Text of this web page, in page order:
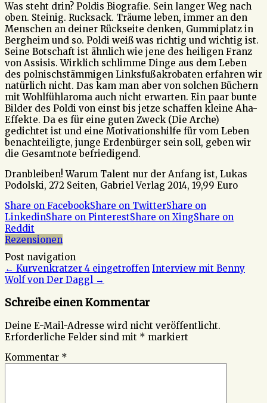
Was steht drin? Poldis Biografie. Sein langer Weg nach
oben. Steinig. Rucksack. Träume leben, immer an den
Menschen an deiner Rückseite denken, Gummiplatz in
Bergheim und so. Poldi weiß was richtig und wichtig ist.
Seine Botschaft ist ähnlich wie jene des heiligen Franz
von Assisis. Wirklich schlimme Dinge aus dem Leben
des polnischstämmigen Linksfußakrobaten erfahren wir
natürlich nicht. Das kam man aber von solchen Büchern
mit Wohlfühlaroma auch nicht erwarten. Ein paar bunte
Bilder des Poldi von einst bis jetze schaffen kleine Aha-
Effekte. Da es für eine guten Zweck (Die Arche)
gedichtet ist und eine Motivationshilfe für vom Leben
benachteiligte, junge Erdenbürger sein soll, geben wir
die Gesamtnote befriedigend.
Dranbleiben! Warum Talent nur der Anfang ist, Lukas
Podolski, 272 Seiten, Gabriel Verlag 2014, 19,99 Euro
Share on FacebookShare on TwitterShare on
LinkedinShare on PinterestShare on XingShare on
Reddit
Rezensionen
Post navigation
← Kurvenkratzer 4 eingetroffen Interview mit Benny
Wolf von Der Daggl →
Schreibe einen Kommentar
Deine E-Mail-Adresse wird nicht veröffentlicht.
Erforderliche Felder sind mit * markiert
Kommentar *